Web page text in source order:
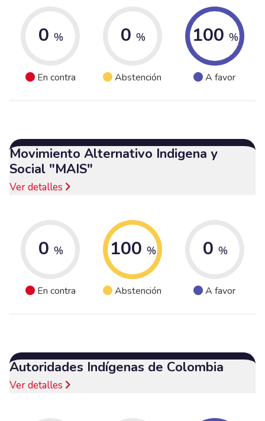
0 %
En contra
0 %
Abstención
100 %
A favor
Movimiento Alternativo Indigena y
Social "MAIS"
Ver detalles
0 %
En contra
100 %
Abstención
0 %
A favor
Autoridades Indígenas de Colombia
Ver detalles